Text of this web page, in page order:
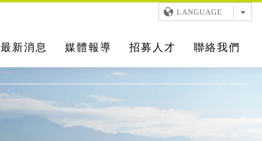
LANGUAGE
最新消息 媒體報導 招募人才 聯絡我們